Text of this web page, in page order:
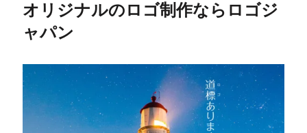
オリジナルのロゴ制作ならロゴジ
ャパン